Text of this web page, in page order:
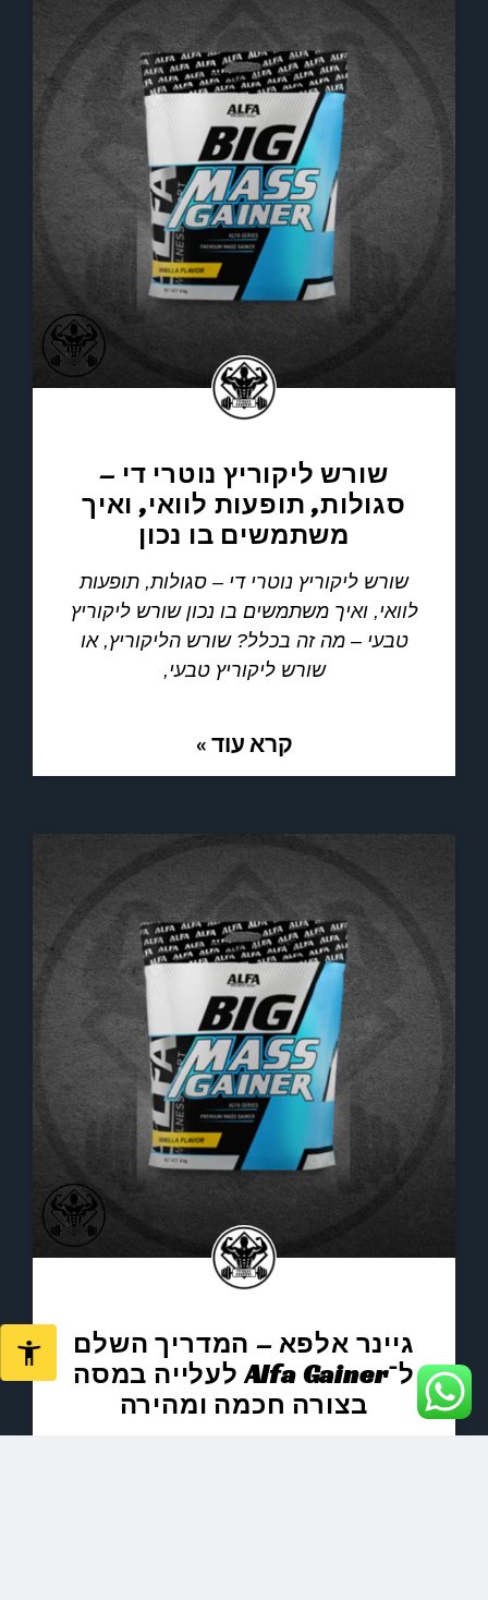
שורש ליקוריץ נוטרי די –
סגולות, תופעות לוואי, ואיך
משתמשים בו נכון
שורש ליקוריץ נוטרי די – סגולות, תופעות
לוואי, ואיך משתמשים בו נכון שורש ליקוריץ
טבעי – מה זה בכלל? שורש הליקוריץ, או
שורש ליקוריץ טבעי,
קרא עוד »
גיינר אלפא – המדריך השלם
ל־Alfa Gainer לעלייה במסה
בצורה חכמה ומהירה